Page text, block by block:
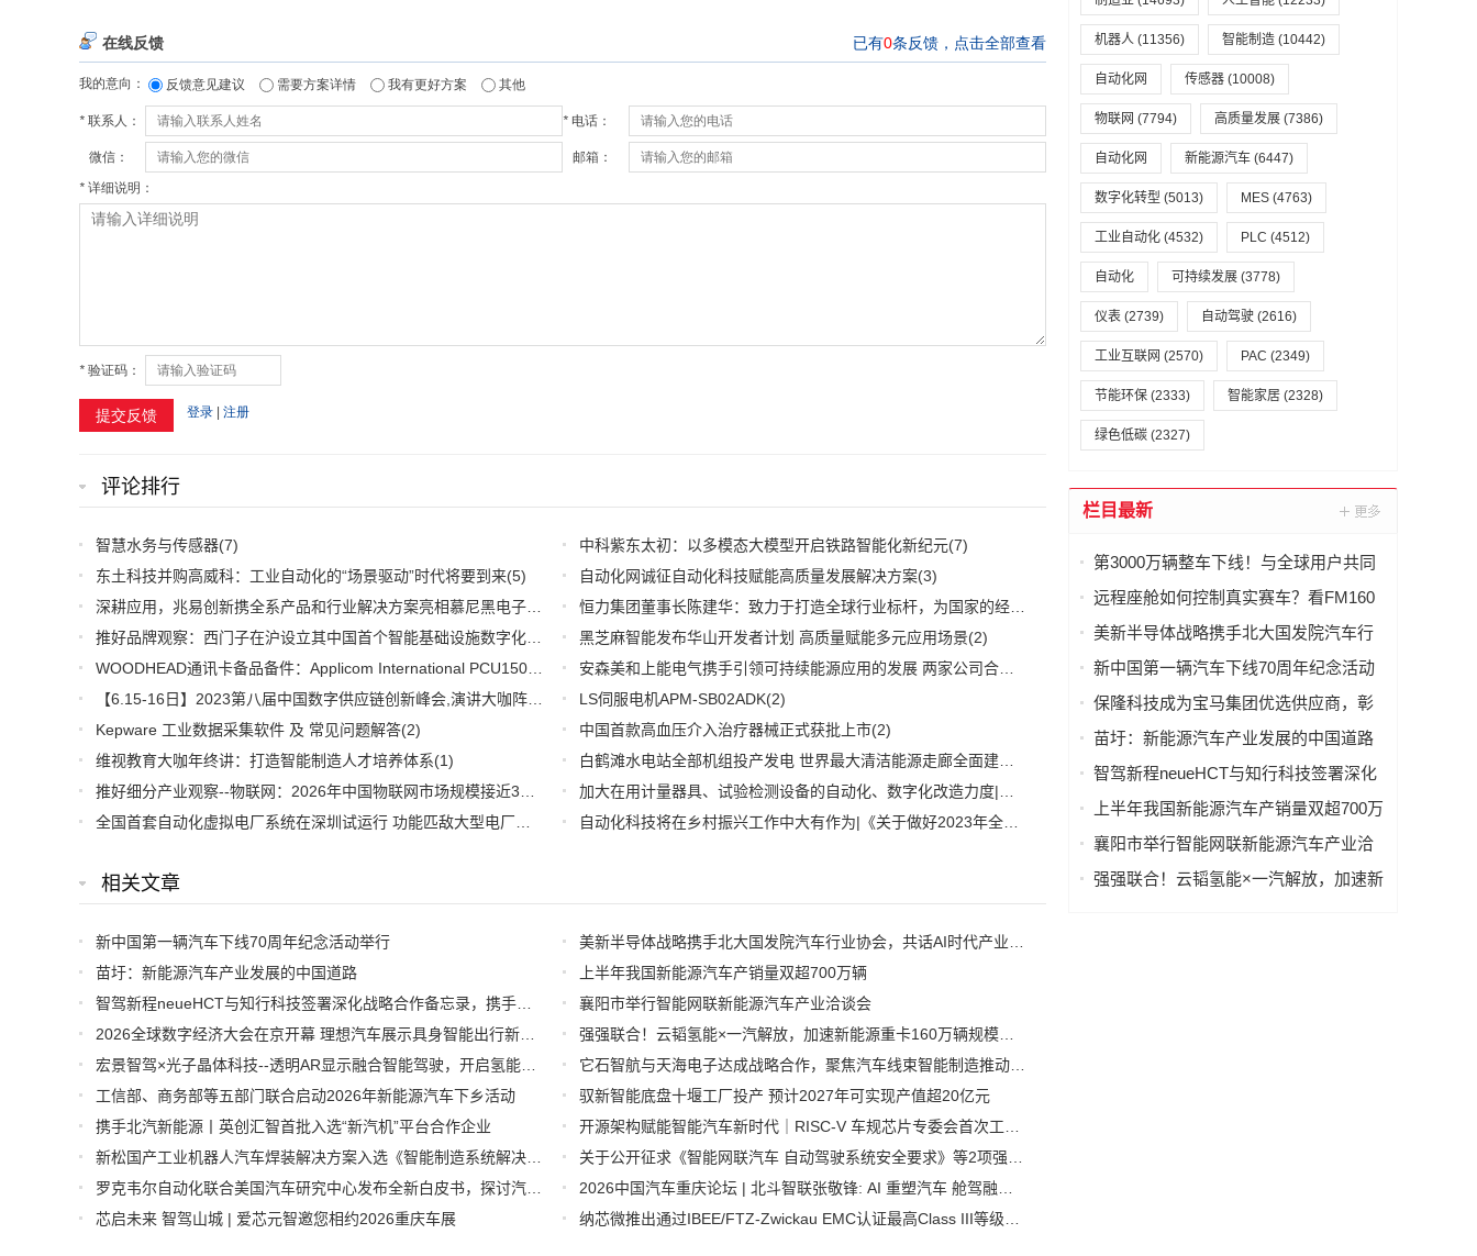
评论排行
智慧水务与传感器(7) 中科紫东太初：以多模态大模型开启铁路智能化新纪元(7)
东土科技并购高威科：工业自动化的“场景驱动”时代将要到来(5) 自动化网诚征自动化科技赋能高质量发展解决方案(3)
恒力集团董事长陈建华：致力于打造全球行业标杆，为国家的经济高质量发展贡献更大力量|上海电气集团党委书记、董事长吴磊来访
(2)
黑芝麻智能发布华山开发者计划 高质量赋能多元应用场景(2)
(2) 安森美和上能电气携手引领可持续能源应用的发展 两家公司合作开发高性能储能和太阳能组串式逆变器方案 以实现可持续的未来
(2)
LS伺服电机APM-SB02ADK(2)
Kepware 工业数据采集软件 及 常见问题解答(2) 中国首款高血压介入治疗器械正式获批上市(2)
维视教育大咖年终讲：打造智能制造人才培养体系(1)
白鹤滩水电站全部机组投产发电 世界最大清洁能源走廊全面建成|将为建设新型能源体系、保障国家能源安全、实现“双碳”目标提供有力支撑
(1)
(1) 自动化科技将在乡村振兴工作中大有作为|《关于做好2023年全面推进乡村振兴重点工作的意见》发布 (1)
相关文章
新中国第一辆汽车下线70周年纪念活动举行
苗圩：新能源汽车产业发展的中国道路
上半年我国新能源汽车产销量双超700万辆
襄阳市举行智能网联新能源汽车产业洽谈会
强强联合！云韬氢能×一汽解放，加速新能源重卡160万辆规模化进程
它石智航与天海电子达成战略合作，聚焦汽车线束智能制造推动具身智能生产落地
工信部、商务部等五部门联合启动2026年新能源汽车下乡活动
驭新智能底盘十堰工厂投产 预计2027年可实现产值超20亿元
携手北汽新能源丨英创汇智首批入选“新汽机”平台合作企业
芯启未来 智驾山城 | 爱芯元智邀您相约2026重庆车展
机器人 (11356) 智能制造 (10442)
自动化网 传感器 (10008)
物联网 (7794) 高质量发展 (7386)
自动化网 新能源汽车 (6447)
数字化转型 (5013) MES (4763)
工业自动化 (4532) PLC (4512)
自动化 可持续发展 (3778)
仪表 (2739) 自动驾驶 (2616)
工业互联网 (2570) PAC (2349)
节能环保 (2333) 智能家居 (2328)
绿色低碳 (2327)
栏目最新
第3000万辆整车下线！与全球用户共同
见证广汽里程碑时刻
远程座舱如何控制真实赛车？看FM160
的5G数传能力
美新半导体战略携手北大国发院汽车行
业协会，共话AI时代产业新增长
新中国第一辆汽车下线70周年纪念活动
举行
保隆科技成为宝马集团优选供应商，彰
显核心技术实力
苗圩：新能源汽车产业发展的中国道路
智驾新程neueHCT与知行科技签署深化
战略合作备忘录，携手拓局海外智驾市
上半年我国新能源汽车产销量双超700万
辆
襄阳市举行智能网联新能源汽车产业洽
谈会
强强联合！云韬氢能×一汽解放，加速新